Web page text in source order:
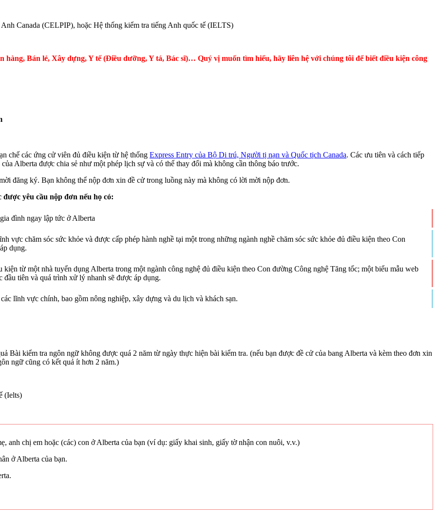
Canada (CELPIP), hoặc Hệ thống kiểm tra tiếng Anh quốc tế (IELTS)
hàng, Bán lẻ, Xây dựng, Y tế (Điều dưỡng, Y tá, Bác sĩ)… Quý vị muốn tìm hiểu, hãy liên hệ với chúng tôi để biết điều kiện công
chế các ứng cử viên đủ điều kiện từ hệ thống Express Entry của Bộ Di trú, Người tị nạn và Quốc tịch Canada. Các ưu tiên và cách tiếp
Alberta được chia sẻ như một phép lịch sự và có thể thay đổi mà không cần thông báo trước.
đăng ký. Bạn không thể nộp đơn xin đề cử trong luồng này mà không có lời mời nộp đơn.
yêu cầu nộp đơn nếu họ có:
đình ngay lập tức ở Alberta
vực chăm sóc sức khỏe và được cấp phép hành nghề tại một trong những ngành nghề chăm sóc sức khỏe đủ điều kiện theo Con
dụng.
từ một nhà tuyển dụng Alberta trong một ngành công nghệ đủ điều kiện theo Con đường Công nghệ Tăng tốc; một biểu mẫu web
tiên và quá trình xử lý nhanh sẽ được áp dụng.
lĩnh vực chính, bao gồm nông nghiệp, xây dựng và du lịch và khách sạn.
Bài kiểm tra ngôn ngữ không được quá 2 năm từ ngày thực hiện bài kiểm tra. (nếu bạn được đề cử của bang Alberta và kèm theo đơn xin
ngữ cũng có kết quả ít hơn 2 năm.)
(Ielts)
anh chị em hoặc (các) con ở Alberta của bạn (ví dụ: giấy khai sinh, giấy tờ nhận con nuôi, v.v.)
ở Alberta của bạn.